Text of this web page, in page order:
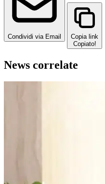
Condividi via Email
Copia link
Copiato!
News correlate